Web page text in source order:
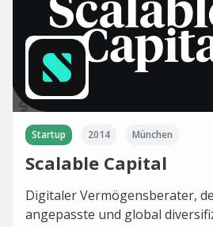
Startup 2014 München
Scalable Capital
Digitaler Vermögensberater,
angepasste und global